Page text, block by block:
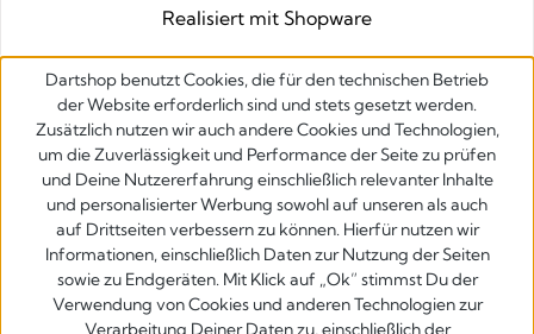
Realisiert mit Shopware
Dartshop benutzt Cookies, die für den technischen Betrieb
der Website erforderlich sind und stets gesetzt werden.
Zusätzlich nutzen wir auch andere Cookies und Technologien,
um die Zuverlässigkeit und Performance der Seite zu prüfen
und Deine Nutzererfahrung einschließlich relevanter Inhalte
und personalisierter Werbung sowohl auf unseren als auch
auf Drittseiten verbessern zu können. Hierfür nutzen wir
Informationen, einschließlich Daten zur Nutzung der Seiten
sowie zu Endgeräten. Mit Klick auf „Ok” stimmst Du der
Verwendung von Cookies und anderen Technologien zur
Verarbeitung Deiner Daten zu, einschließlich der